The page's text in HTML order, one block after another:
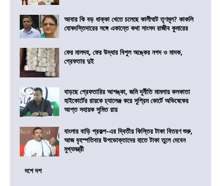
আবার কি বড় ধাক্কা খেতে চলেছে কালীঘাট তৃণমূল? কাকলি
ঘোষদস্তিদারের সঙ্গে একান্তে কথা সাংসদ রাজীব কুমারের
ফের মালদহ, ফের উদ্ধার বিপুল অঙ্কের নগদ ও মাদক,
গ্রেফতার দুই
বাড়ছে গ্রেফতারির আশঙ্কা, জমি দূর্নীতি মামলায় কলকাতা
হাইকোর্টের রায়কে চ্যালেঞ্জ করে সুপ্রিম কোর্টে অভিষেকের
আপ্ত সহায়ক সুমিত রায়
বাংলার বাড়ি প্রকল্প-এর দ্বিতীয় কিস্তির টাকা বিতরণ শুরু,
আজ বৃহস্পতিবার উপভোক্তাদের হাতে টাকা তুলে দেবেন
মুখ্যমন্ত্রী
দশে দশ